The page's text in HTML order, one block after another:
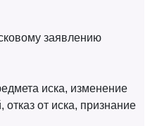
заявлению
иска, изменение
от иска, признание